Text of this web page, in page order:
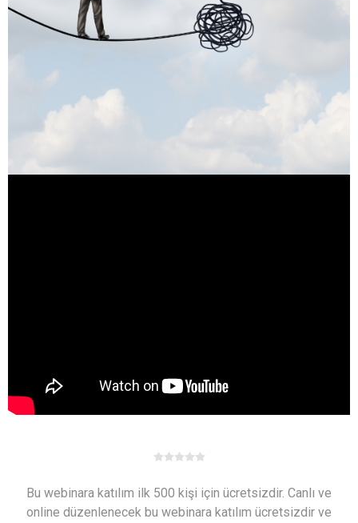
Bu webinara katılım ilk 500 kişi için ücretsizdir. Canlı ve
online düzenlenecek bu webinara katılım ücretsizdir ve